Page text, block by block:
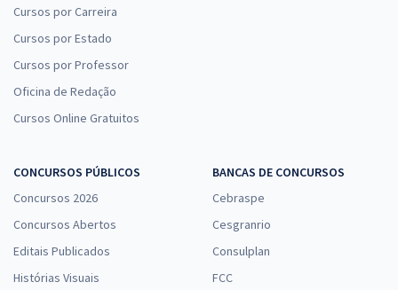
Cursos por Carreira
Cursos por Estado
Cursos por Professor
Oficina de Redação
Cursos Online Gratuitos
CONCURSOS PÚBLICOS
Concursos 2026
Concursos Abertos
Editais Publicados
Histórias Visuais
BANCAS DE CONCURSOS
Cebraspe
Cesgranrio
Consulplan
FCC